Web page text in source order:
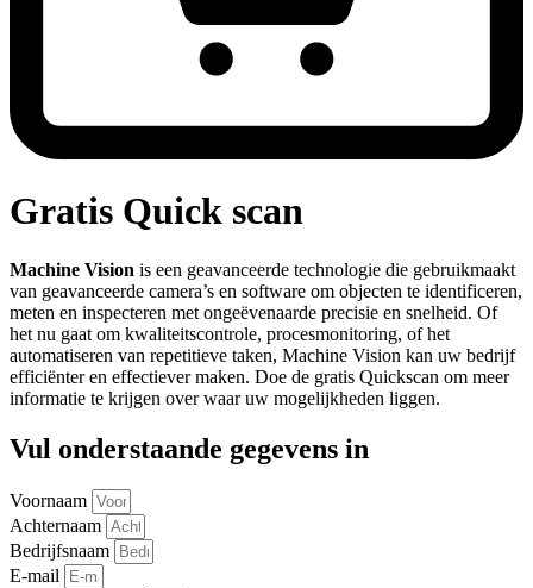
Gratis Quick scan
Machine Vision is een geavanceerde technologie die gebruikmaakt
van geavanceerde camera’s en software om objecten te identificeren,
meten en inspecteren met ongeëvenaarde precisie en snelheid. Of
het nu gaat om kwaliteitscontrole, procesmonitoring, of het
automatiseren van repetitieve taken, Machine Vision kan uw bedrijf
efficiënter en effectiever maken. Doe de gratis Quickscan om meer
informatie te krijgen over waar uw mogelijkheden liggen.
Vul onderstaande gegevens in
Voornaam
Achternaam
Bedrijfsnaam
E-mail